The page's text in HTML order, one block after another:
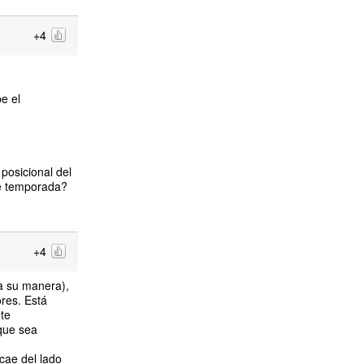
+4
el
del
temporada?
+4
su manera),
Está
sea
del lado